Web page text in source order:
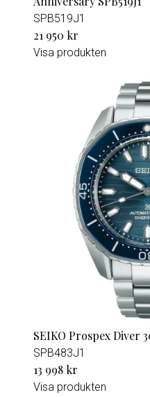
SPB519J1
21 950 kr
Visa produkten
SEIKO Prospex Diver
SPB483J1
13 998 kr
Visa produkten